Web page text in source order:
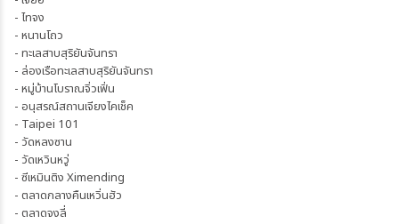
- ไทจง
- หนานโถว
- ทะเลสาบสุริยันจันทรา
- ล่องเรือทะเลสาบสุริยันจันทรา
- หมู่บ้านโบราณจิ่วเฟิ่น
- อนุสรณ์สถานเจียงไคเช็ค
- Taipei 101
- วัดหลงซาน
- วัดเหวินหวู่
- ซีเหมินติง Ximending
- ตลาดกลางคืนเหวิ่นฮัว
- ตลาดจงลี่